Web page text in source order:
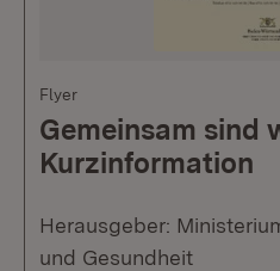
Flyer
Gemeinsam sind
Kurzinformation
Herausgeber:
und Gesundheit